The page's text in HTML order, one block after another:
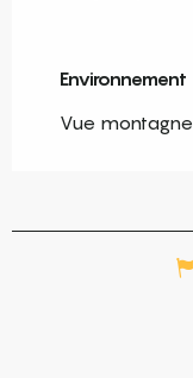
Environnement
Environnement
Vue montagne